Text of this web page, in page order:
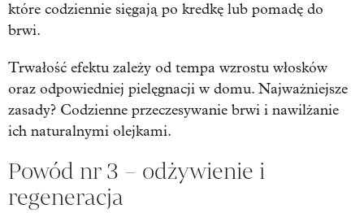
które codziennie sięgają po kredkę lub pomadę do
brwi.
Trwałość efektu zależy od tempa wzrostu włosków
oraz odpowiedniej pielęgnacji w domu. Najważniejsze
zasady? Codzienne przeczesywanie brwi i nawilżanie
ich naturalnymi olejkami.
Powód nr 3 – odżywienie i
regeneracja